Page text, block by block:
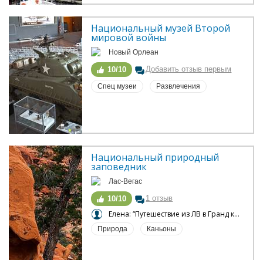
Национальный музей Второй
мировой войны
Новый Орлеан
10/10 Добавить отзыв первым
Спец музеи Развлечения
Национальный природный
заповедник
Лас-Вегас
10/10 1 отзыв
Елена: “Путешествие из ЛВ в Гранд каньон”
Природа Каньоны